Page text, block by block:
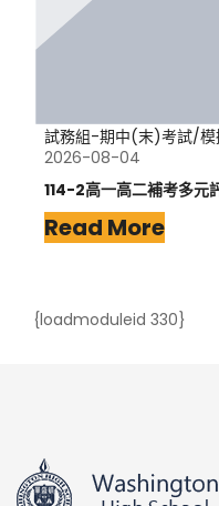
試務組-期中(末)考試/模
2026-08-04
114-2高一高二補考多元
Read More
{loadmoduleid 330}